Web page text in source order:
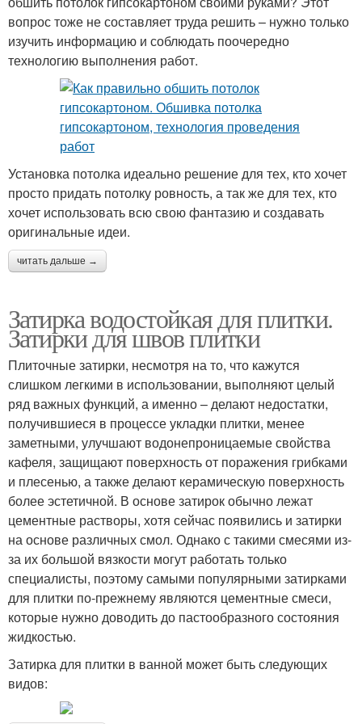
вопрос тоже не составляет труда решить – нужно только
изучить информацию и соблюдать поочередно
технологию выполнения работ.
Установка потолка идеально решение для тех, кто хочет
просто придать потолку ровность, а так же для тех, кто
хочет использовать всю свою фантазию и создавать
оригинальные идеи.
читать дальше →
Затирка водостойкая для плитки.
Затирки для швов плитки
Плиточные затирки, несмотря на то, что кажутся
слишком легкими в использовании, выполняют целый
ряд важных функций, а именно – делают недостатки,
получившиеся в процессе укладки плитки, менее
заметными, улучшают водонепроницаемые свойства
кафеля, защищают поверхность от поражения грибками
и плесенью, а также делают керамическую поверхность
более эстетичной. В основе затирок обычно лежат
цементные растворы, хотя сейчас появились и затирки
на основе различных смол. Однако с такими смесями из-
за их большой вязкости могут работать только
специалисты, поэтому самыми популярными затирками
для плитки по-прежнему являются цементные смеси,
которые нужно доводить до пастообразного состояния
жидкостью.
Затирка для плитки в ванной может быть следующих
видов: